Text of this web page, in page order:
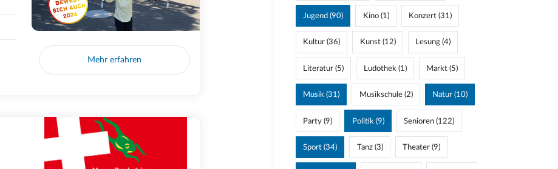
Mehr erfahren
Jugend (90) Kino (1) Konzert (31)
Kultur (36) Kunst (12) Lesung (4)
Literatur (5) Ludothek (1) Markt (5)
Musik (31) Musikschule (2) Natur (10)
Party (9) Politik (9) Senioren (122)
Sport (34) Tanz (3) Theater (9)